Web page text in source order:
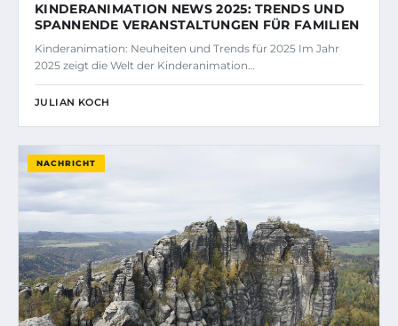
KINDERANIMATION NEWS 2025: TRENDS UND
SPANNENDE VERANSTALTUNGEN FÜR FAMILIEN
Kinderanimation: Neuheiten und Trends für 2025 Im Jahr
2025 zeigt die Welt der Kinderanimation…
JULIAN KOCH
NACHRICHT